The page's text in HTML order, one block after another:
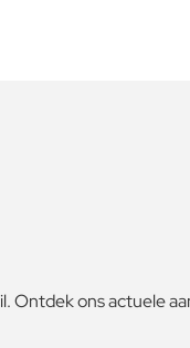
Ontdek ons actuele